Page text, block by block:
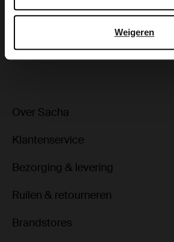
Weigeren
Bezorgen & retour
ga terug
Over Sacha
Klantenservice
Bezorging & levering
Ruilen & retourneren
Brandstores